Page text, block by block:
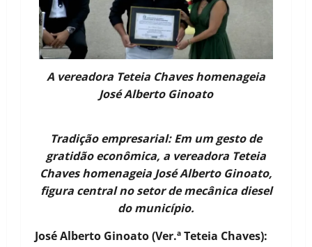
A vereadora Teteia Chaves homenageia
José Alberto Ginoato
Tradição empresarial: Em um gesto de
gratidão econômica, a vereadora Teteia
Chaves homenageia José Alberto Ginoato,
figura central no setor de mecânica diesel
do município.
José Alberto Ginoato (Ver.ª Teteia Chaves):